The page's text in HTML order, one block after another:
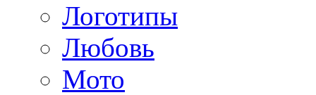
Логотипы
Любовь
Мото